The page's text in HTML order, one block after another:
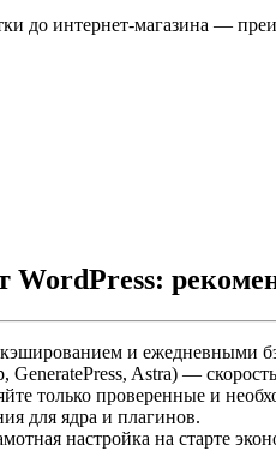
до интернет-магазина —
и ежедневными
Astra) —
только проверенные и
для ядра и плагинов.
настройка на старте